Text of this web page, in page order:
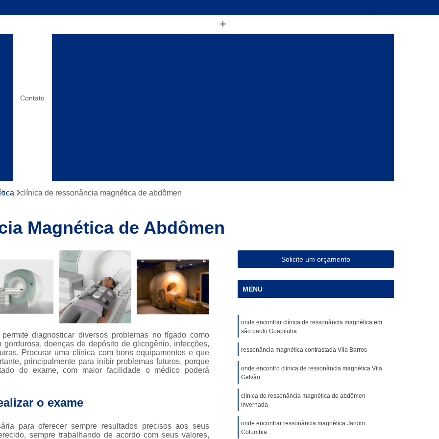
Contato
Laboratórios de Raio X
Clínica de Ressonância
Clínica de Ressonância Magnética de Abdômen
Clínica de Ressonância Magnética em Sp
Especialista em Ressonância Magnética
Ressonância Magnética
Ressonância Magnética Contrastada
Clínica de Tomografia de Coluna Lombar
Clínica para Angiotomografia
Clínica para Fazer Tomografia
Clínica para Fazer Tomografia Computadorizada
Clínica para Fazer Tomografia do Abdome Superior
Clínica para Realizar Tomografia
Clínica para Tomografia Abdome Total com Contraste
Clínica para Tomografia de Abdome Total
Clínica para Tomografia de Articulações
Clínica para Tomografia de Coluna
Clínica Particular para Fazer Tomografia
Clínica de Exames de Imagem
Clínica para Exame de Tomografia do Tórax
Clínica para Exames de Tomografia Abdominal
clínica de ressonância magnética de abdômen
Magnética de Abdômen
diagnosticar diversos problemas no fígado como
doenças de depósito de glicogênio, infecções,
Procurar uma clínica com bons equipamentos e que
principalmente para inibir problemas futuros, porque
do exame, com maior facilidade o médico poderá
o exame
para oferecer sempre resultados precisos aos seus
sempre trabalhando de acordo com seus valores,
Solicite um orçamento
MENU
onde encontrar clínica de ressonância magnética em
são paulo Guapituba
ressonância magnética contrastada Vila Barros
onde encontro clínica de ressonância magnética Vila
Galvão
clínica de ressonância magnética de abdômen
Invernada
onde encontrar ressonância magnética Jardim
Columbia